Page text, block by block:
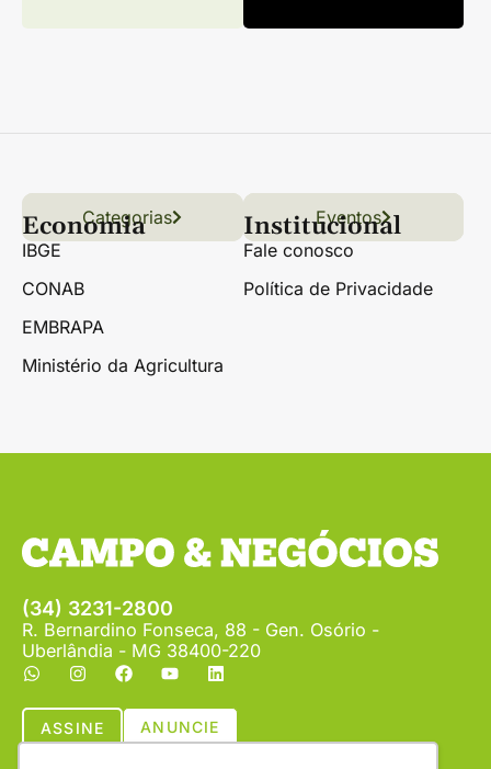
Links úteis
Conteúdo Grãos
Florestas Hortifrúti
Categorias Eventos
Economia
IBGE
CONAB
EMBRAPA
Ministério da Agricultura
Institucional
Fale conosco
Política de Privacidade
(34) 3231-2800
R. Bernardino Fonseca, 88 - Gen. Osório -
Uberlândia - MG 38400-220
ASSINE ANUNCIE